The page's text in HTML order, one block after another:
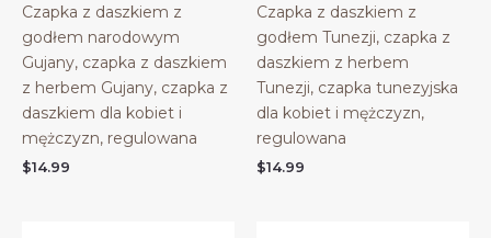
Czapka z daszkiem z
godłem narodowym
Gujany, czapka z daszkiem
z herbem Gujany, czapka z
daszkiem dla kobiet i
mężczyzn, regulowana
$14.99
Czapka z daszkiem z
godłem Tunezji, czapka z
daszkiem z herbem
Tunezji, czapka tunezyjska
dla kobiet i mężczyzn,
regulowana
$14.99